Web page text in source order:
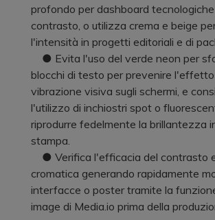
profondo per dashboard
contrasto, o utilizza crema e beige
l'intensità in progetti editoriali e di
● Evita l'uso del verde neon per
blocchi di testo per prevenire
vibrazione visiva sugli schermi, e
l'utilizzo di inchiostri spot o
riprodurre fedelmente la brillantezza
stampa.
● Verifica l'efficacia del contrasto
cromatica generando rapidamente
interfacce o poster tramite la
image di Media.io prima della